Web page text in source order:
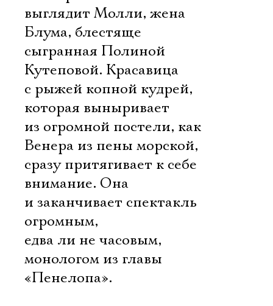
выглядит Молли, жена
Блума, блестяще
сыгранная Полиной
Кутеповой. Красавица
с рыжей копной кудрей,
которая выныривает
из огромной постели, как
Венера из пены морской,
сразу притягивает к себе
внимание. Она
и заканчивает спектакль
огромным,
едва ли не часовым,
монологом из главы
«Пенелопа».